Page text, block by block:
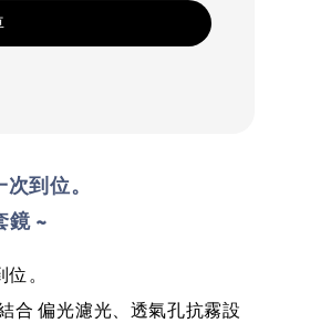
到位。
鏡 ~
。
合 偏光濾光、透氣孔抗霧設